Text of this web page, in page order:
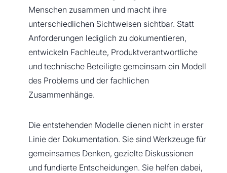
Menschen zusammen und macht ihre
unterschiedlichen Sichtweisen sichtbar. Statt
Anforderungen lediglich zu dokumentieren,
entwickeln Fachleute, Produktverantwortliche
und technische Beteiligte gemeinsam ein Modell
des Problems und der fachlichen
Zusammenhänge.
Die entstehenden Modelle dienen nicht in erster
Linie der Dokumentation. Sie sind Werkzeuge für
gemeinsames Denken, gezielte Diskussionen
und fundierte Entscheidungen. Sie helfen dabei,